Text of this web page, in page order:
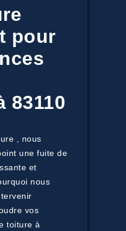
pour
83110
, nous
une fuite de
et
nous
vos
toiture à